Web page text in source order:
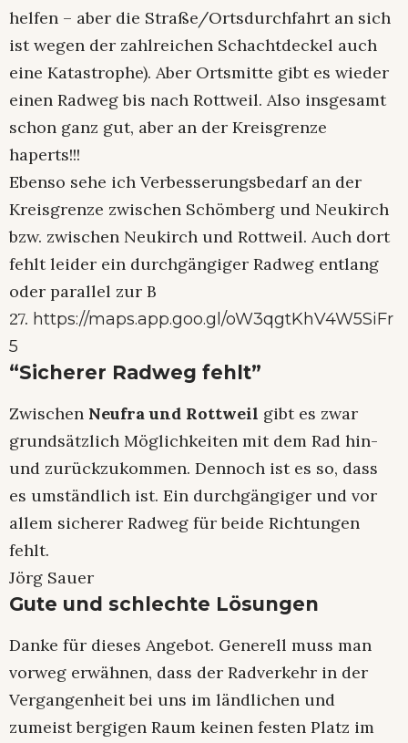
helfen – aber die Straße/Ortsdurchfahrt an sich
ist wegen der zahlreichen Schachtdeckel auch
eine Katastrophe). Aber Ortsmitte gibt es wieder
einen Radweg bis nach Rottweil. Also insgesamt
schon ganz gut, aber an der Kreisgrenze
haperts!!!
Ebenso sehe ich Verbesserungsbedarf an der
Kreisgrenze zwischen Schömberg und Neukirch
bzw. zwischen Neukirch und Rottweil. Auch dort
fehlt leider ein durchgängiger Radweg entlang
oder parallel zur B
27. https://maps.app.goo.gl/oW3qgtKhV4W5SiFr
5
“Sicherer Radweg fehlt”
Zwischen Neufra und Rottweil gibt es zwar
grundsätzlich Möglichkeiten mit dem Rad hin-
und zurückzukommen. Dennoch ist es so, dass
es umständlich ist. Ein durchgängiger und vor
allem sicherer Radweg für beide Richtungen
fehlt.
Jörg Sauer
Gute und schlechte Lösungen
Danke für dieses Angebot. Generell muss man
vorweg erwähnen, dass der Radverkehr in der
Vergangenheit bei uns im ländlichen und
zumeist bergigen Raum keinen festen Platz im